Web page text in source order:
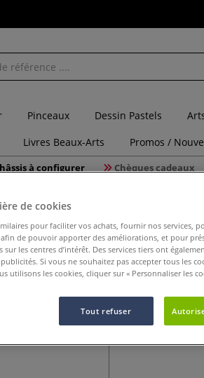
Pinceaux Dessin Pastels
Livres Beaux-Arts Promos /
à configurer Chèques cadeaux
Feutre
Feutre de
l’écriture et le
de cookies
pour faciliter vos achats, fournir nos services,
de pouvoir apporter des améliorations, et pour
les centres d’intérêt. Des services tiers ont
Si vous ne souhaitez pas accepter tous les
utilisons les cookies, cliquer sur « Personnaliser les
Tout refuser